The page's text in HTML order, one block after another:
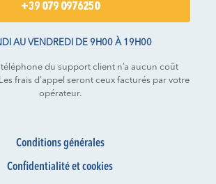
+39 079 0976250
AU VENDREDI DE 9H00 À 19H00
du support client n’a aucun coût
frais d'appel seront ceux facturés par votre
opérateur.
Conditions générales
Confidentialité et cookies